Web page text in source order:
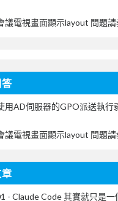
議電視畫面顯示layout 問題請
用AD伺服器的GPO派送執行
議電視畫面顯示layout 問題請
- Claude Code 其實就只是一